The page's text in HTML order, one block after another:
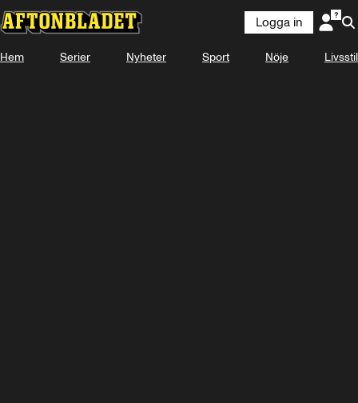
Logga in
Hem Serier Nyheter Sport Nöje Livsstil